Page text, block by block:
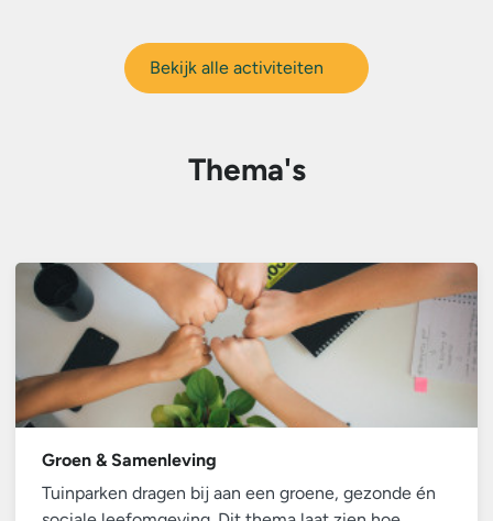
Bekijk alle activiteiten
Thema's
Groen & Samenleving
Tuinparken dragen bij aan een groene, gezonde én